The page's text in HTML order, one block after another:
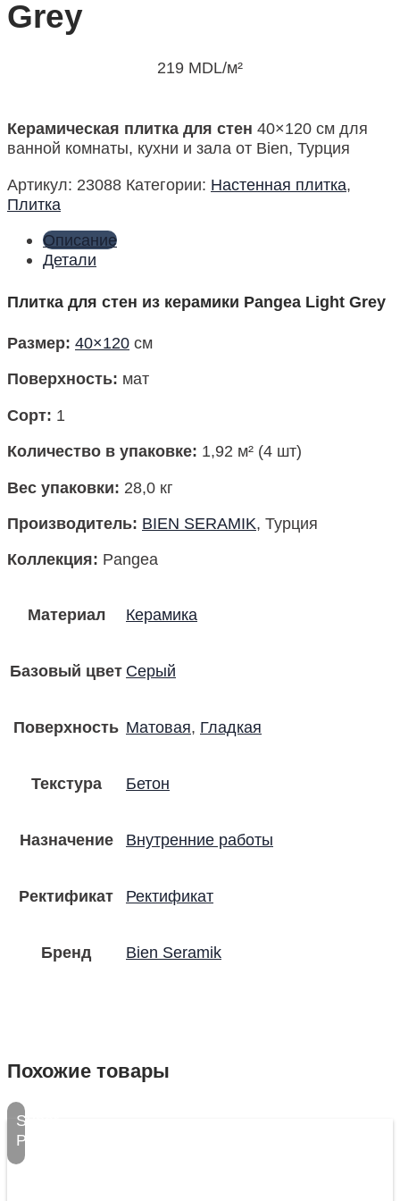
Grey
219 MDL/м²
Керамическая плитка для стен 40×120 см для
ванной комнаты, кухни и зала от Bien, Турция
Артикул: 23088 Категории: Настенная плитка,
Плитка
Описание
Детали
Плитка для стен из керамики Pangea Light Grey
Размер: 40×120 см
Поверхность: мат
Сорт: 1
Количество в упаковке: 1,92 м² (4 шт)
Вес упаковки: 28,0 кг
Производитель: BIEN SERAMIK, Турция
Коллекция: Pangea
Материал Керамика
Базовый цвет Серый
Поверхность Матовая, Гладкая
Текстура Бетон
Назначение Внутренние работы
Ректификат Ректификат
Бренд Bien Seramik
Похожие товары
Super
Preț